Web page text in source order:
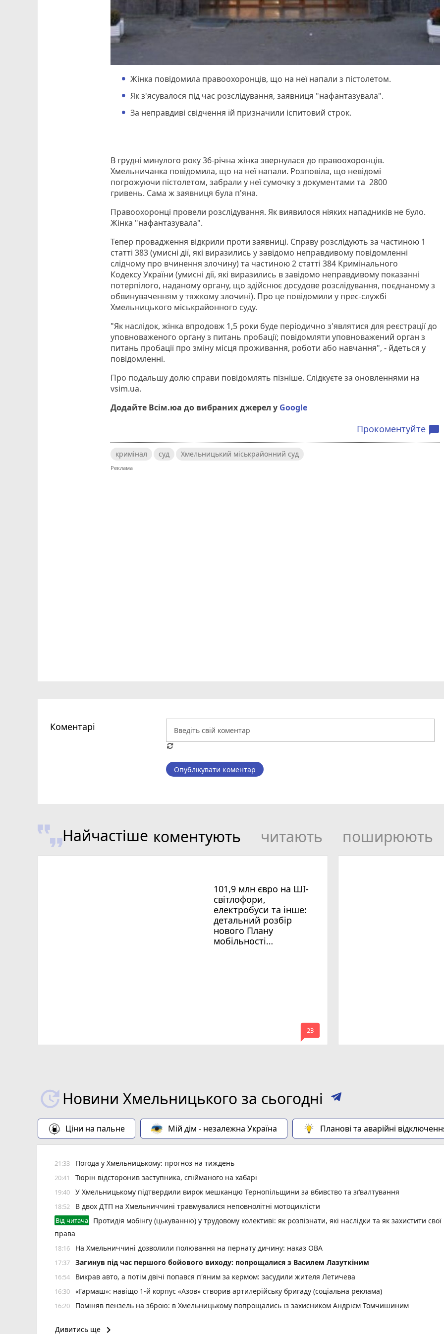
Жінка повідомила правоохоронців, що на неї напали з пістолетом.
Як з'ясувалося під час розслідування, заявниця "нафантазувала".
За неправдиві свідчення їй призначили іспитовий строк.
В грудні минулого року 36-річна жінка звернулася до правоохоронців.
Хмельничанка повідомила, що на неї напали. Розповіла, що невідомі
погрожуючи пістолетом, забрали у неї сумочку з документами та 2800
гривень. Сама ж заявниця була п'яна.
Правоохоронці провели розслідування. Як виявилося ніяких нападників не було.
Жінка "нафантазувала".
Тепер провадження відкрили проти заявниці. Справу розслідують за частиною 1
статті 383 (умисні дії, які виразились у завідомо неправдивому повідомленні
слідчому про вчинення злочину) та частиною 2 статті 384 Кримінального
Кодексу України (умисні дії, які виразились в завідомо неправдивому показанні
потерпілого, наданому органу, що здійснює досудове розслідування, поєднаному з
обвинуваченням у тяжкому злочині). Про це повідомили у прес-службі
Хмельницького міськрайонного суду.
"Як наслідок, жінка впродовж 1,5 роки буде періодично з'являтися для реєстрації до
уповноваженого органу з питань пробації; повідомляти уповноважений орган з
питань пробації про зміну місця проживання, роботи або навчання", - йдеться у
повідомленні.
Про подальшу долю справи повідомлять пізніше. Слідкуєте за оновленнями на
vsim.ua.
Додайте Всім.юа до вибраних джерел у Google
Прокоментуйте chat_bubble
кримінал суд Хмельницький міськрайонний суд
Коментарі
Опублікувати коментар
Найчастіше коментують читають поширюють
101,9 млн євро на ШІ-
світлофори,
електробуси та інше:
детальний розбір
нового Плану
мобільності
mode_comment
23
Новини Хмельницького за сьогодні
Ціни на пальне Мій дім - незалежна Україна Планові та аварійні
21:33 Погода у Хмельницькому: прогноз на тиждень
20:41 Тюрін відсторонив заступника, спійманого на хабарі
19:40 У Хмельницькому підтвердили вирок мешканцю Тернопільщини за вбивство та зґвалтування
18:52 В двох ДТП на Хмельниччині травмувалися неповнолітні мотоциклісти
Від читача
Протидія мобінгу (цькуванню) у трудовому колективі: як розпізнати, які наслідки та як захистити свої
права
18:16 На Хмельниччині дозволили полювання на пернату дичину: наказ ОВА
17:37 Загинув під час першого бойового виходу: попрощалися з Василем Лазуткіним
16:54 Викрав авто, а потім двічі попався п'яним за кермом: засудили жителя Летичева
16:30 «Гармаш»: навіщо 1-й корпус «Азов» створив артилерійську бригаду (соціальна реклама)
16:20 Поміняв пензель на зброю: в Хмельницькому попрощались із захисником Андрієм Томчишиним
Дивитись ще keyboard_arrow_right